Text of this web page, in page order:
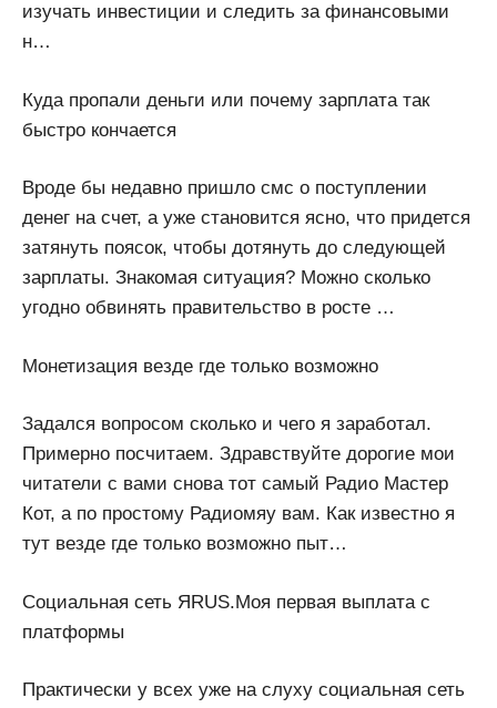
изучать инвестиции и следить за финансовыми
н…
Куда пропали деньги или почему зарплата так
быстро кончается
Вроде бы недавно пришло смс о поступлении
денег на счет, а уже становится ясно, что придется
затянуть поясок, чтобы дотянуть до следующей
зарплаты. Знакомая ситуация? Можно сколько
угодно обвинять правительство в росте …
Монетизация везде где только возможно
Задался вопросом сколько и чего я заработал.
Примерно посчитаем. Здравствуйте дорогие мои
читатели с вами снова тот самый Радио Мастер
Кот, а по простому Радиомяу вам. Как известно я
тут везде где только возможно пыт…
Социальная сеть ЯRUS.Моя первая выплата с
платформы
Практически у всех уже на слуху социальная сеть